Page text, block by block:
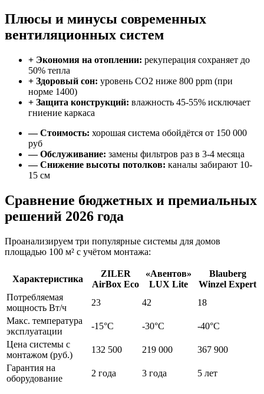
Плюсы и минусы современных
вентиляционных систем
+ Экономия на отоплении: рекуперация сохраняет до
50% тепла
+ Здоровый сон: уровень CO2 ниже 800 ppm (при
норме 1400)
+ Защита конструкций: влажность 45-55% исключает
гниение каркаса
— Стоимость: хорошая система обойдётся от 150 000
руб
— Обслуживание: замены фильтров раз в 3-4 месяца
— Снижение высоты потолков: каналы забирают 10-
15 см
Сравнение бюджетных и премиальных
решений 2026 года
Проанализируем три популярные системы для домов
площадью 100 м² с учётом монтажа:
Характеристика
ZILER
AirBox Eco
«Авентов»
LUX Lite
Blauberg
Winzel Expert
Потребляемая
мощность Вт/ч
23 42
18
Макс. температура
эксплуатации
-15°C -30°C
-40°C
Цена системы с
монтажом (руб.)
132 500 219 000
367 900
Гарантия на
оборудование
2 года 3 года 5 лет